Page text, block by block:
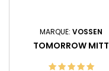
MARQUE:VOSSEN
TOMORROW MITT